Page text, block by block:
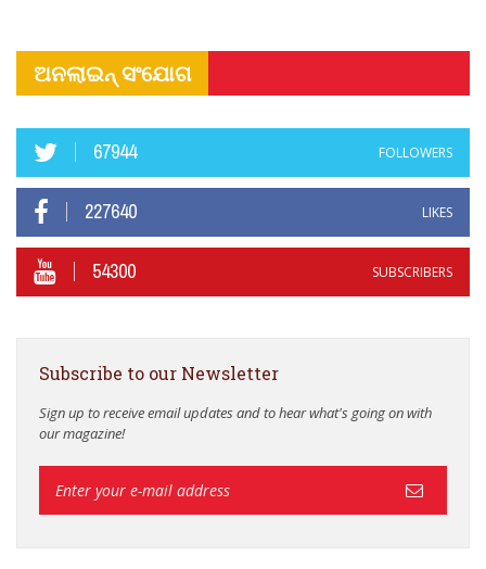
ଅନଲାଇନ୍ ସଂଯୋଗ
67944 FOLLOWERS
227640 LIKES
54300 SUBSCRIBERS
Subscribe to our Newsletter
Sign up to receive email updates and to hear what's going on with
our magazine!